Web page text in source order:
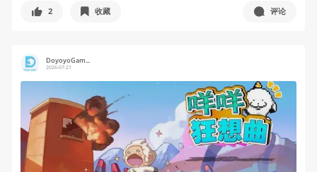
2 收藏 评论
DoyoyoGam...
2026-07-21